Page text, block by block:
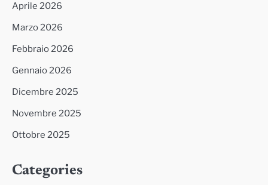
Aprile 2026
Marzo 2026
Febbraio 2026
Gennaio 2026
Dicembre 2025
Novembre 2025
Ottobre 2025
Categories